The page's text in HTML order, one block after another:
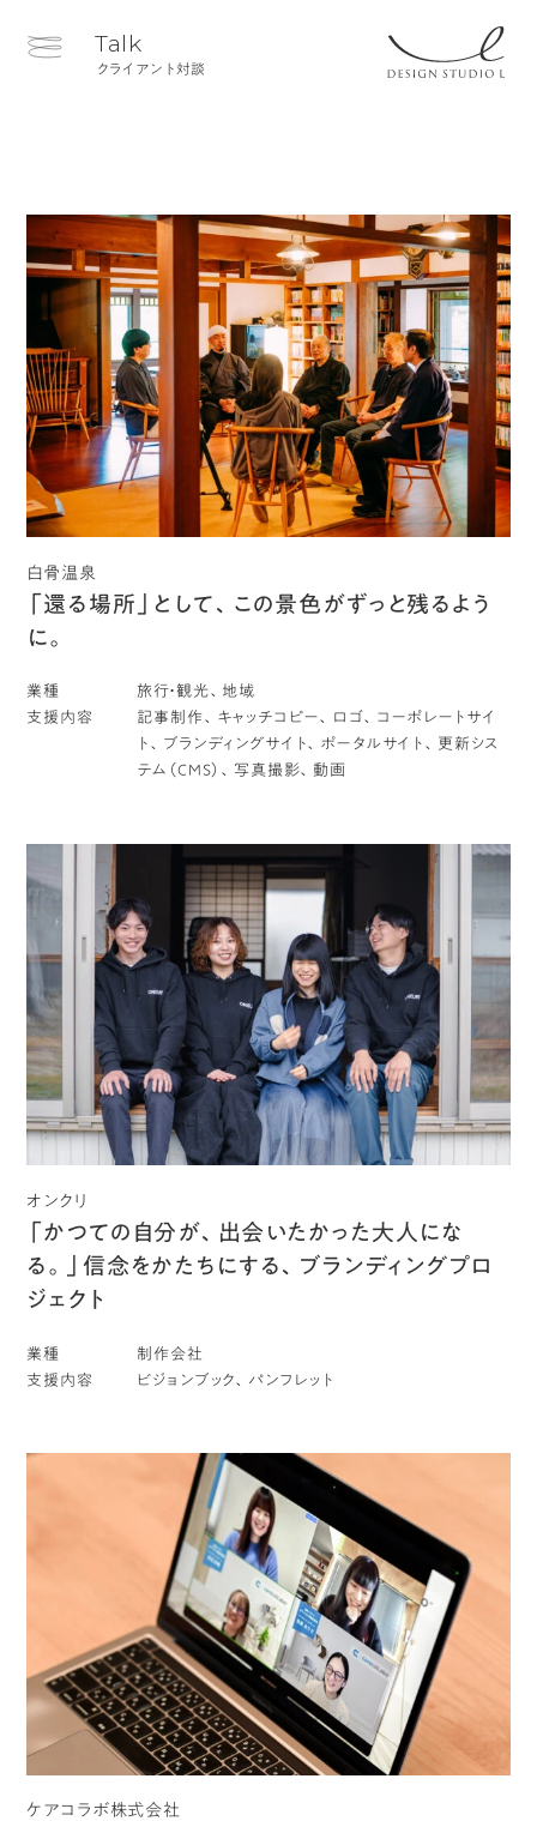
Talk
クライアント対談
白骨温泉
「還る場所」として、この景色がずっと残るよう
に。
業種
旅行・観光、地域
支援内容
記事制作、キャッチコピー、ロゴ、コーポレートサイ
ト、ブランディングサイト、ポータルサイト、更新シス
テム（CMS）、写真撮影、動画
オンクリ
「かつての自分が、出会いたかった大人にな
る。」信念をかたちにする、ブランディングプロ
ジェクト
業種
制作会社
支援内容
ビジョンブック、パンフレット
ケアコラボ株式会社